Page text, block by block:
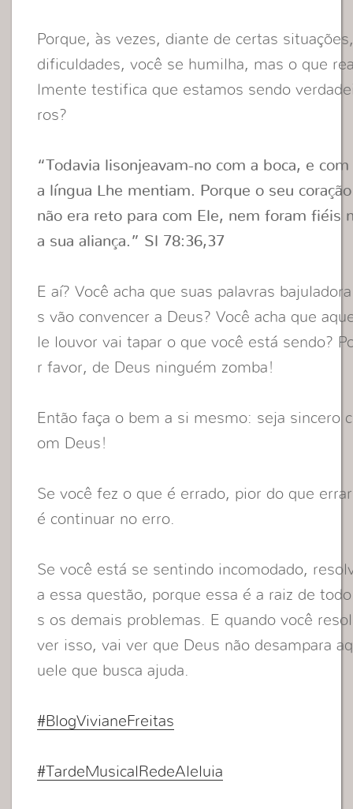
Porque, às vezes, diante de certas
dificuldades, você se humilha, mas o que
lmente testifica que estamos sendo
ros?
“Todavia lisonjeavam-no com a boca, e com
a língua Lhe mentiam. Porque o seu coração
não era reto para com Ele, nem foram fiéis
a sua aliança.” Sl 78:36,37
E aí? Você acha que suas palavras bajuladora
s vão convencer a Deus? Você acha que
le louvor vai tapar o que você está sendo?
r favor, de Deus ninguém zomba!
Então faça o bem a si mesmo: seja sincero c
om Deus!
Se você fez o que é errado, pior do que errar
é continuar no erro.
Se você está se sentindo incomodado,
a essa questão, porque essa é a raiz de todo
s os demais problemas. E quando você resol
ver isso, vai ver que Deus não desampara aq
uele que busca ajuda.
#BlogVivianeFreitas
#TardeMusicalRedeAleluia